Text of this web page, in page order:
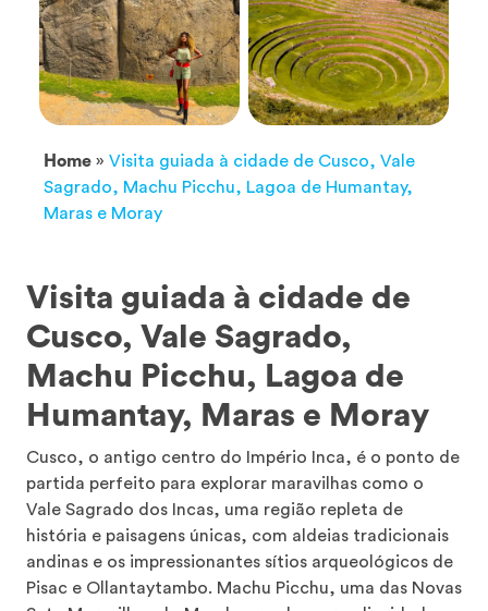
Home » Visita guiada à cidade de Cusco, Vale
Sagrado, Machu Picchu, Lagoa de Humantay,
Maras e Moray
Visita guiada à cidade de
Cusco, Vale Sagrado,
Machu Picchu, Lagoa de
Humantay, Maras e Moray
Cusco, o antigo centro do Império Inca, é o ponto de
partida perfeito para explorar maravilhas como o
Vale Sagrado dos Incas, uma região repleta de
história e paisagens únicas, com aldeias tradicionais
andinas e os impressionantes sítios arqueológicos de
Pisac e Ollantaytambo. Machu Picchu, uma das Novas